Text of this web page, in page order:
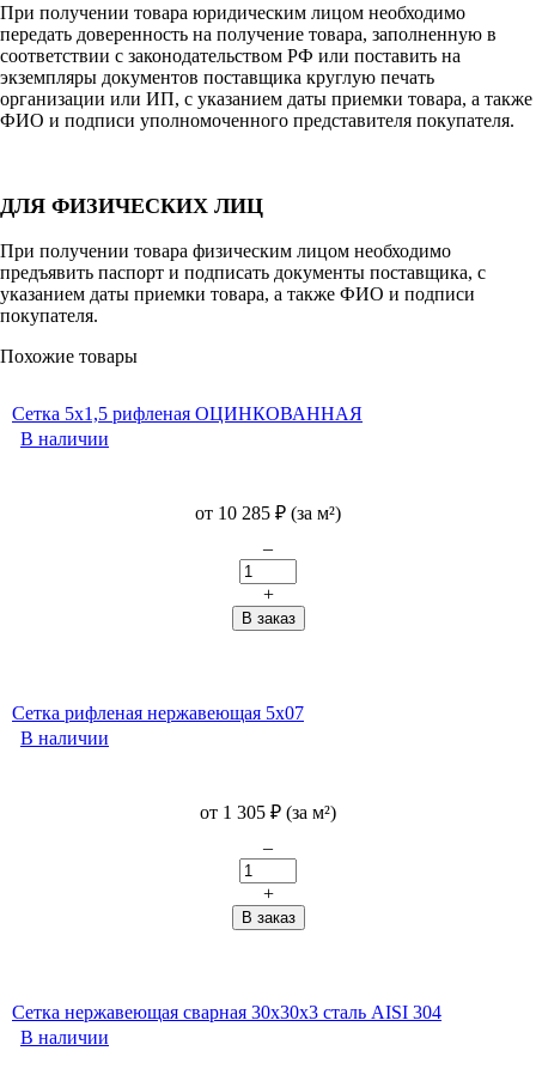
При получении товара юридическим лицом необходимо
передать доверенность на получение товара, заполненную в
соответствии с законодательством РФ или поставить на
экземпляры документов поставщика круглую печать
организации или ИП, с указанием даты приемки товара, а также
ФИО и подписи уполномоченного представителя покупателя.
ДЛЯ ФИЗИЧЕСКИХ ЛИЦ
При получении товара физическим лицом необходимо
предъявить паспорт и подписать документы поставщика, с
указанием даты приемки товара, а также ФИО и подписи
покупателя.
Похожие товары
Сетка 5x1,5 рифленая ОЦИНКОВАННАЯ
В наличии
от 10 285 ₽ (за м²)
–
+
Сетка рифленая нержавеющая 5x07
В наличии
от 1 305 ₽ (за м²)
–
+
Сетка нержавеющая сварная 30х30х3 сталь AISI 304
В наличии